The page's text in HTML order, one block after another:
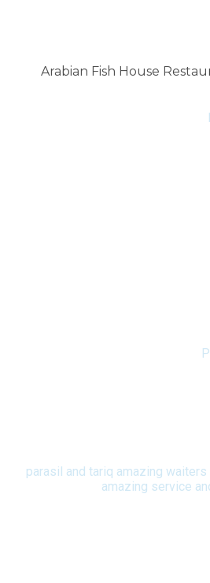
Arabian Fish House
parasil and tariq amazing
amazing service